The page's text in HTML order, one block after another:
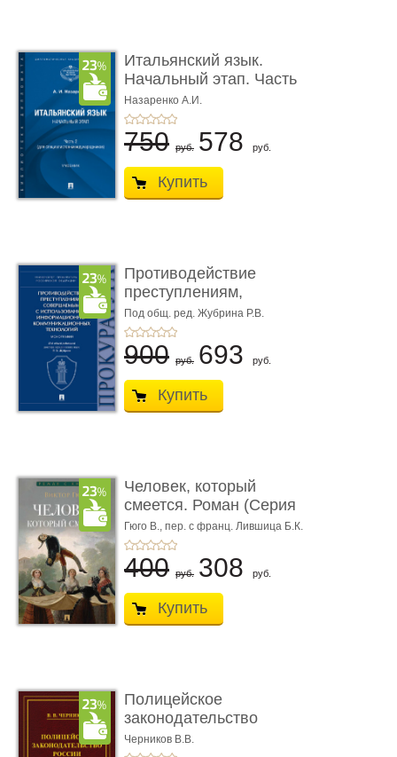
Итальянский язык.
Начальный этап. Часть
2. Учеб� ...
Назаренко А.И.
750 руб. 578 руб.
Купить
Противодействие
преступлениям,
совершаемым с ...
Под общ. ред. Жубрина Р.В.
900 руб. 693 руб.
Купить
Человек, который
смеется. Роман (Серия
«Роман с ...
Гюго В., пер. с франц. Лившица Б.К.
400 руб. 308 руб.
Купить
Полицейское
законодательство
России: вчера, с� ...
Черников В.В.